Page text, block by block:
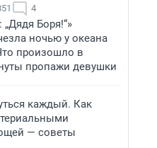
4
„Дядя Боря!“»
ночью у океана
произошло в
пропажи девушки
каждый. Как
— советы